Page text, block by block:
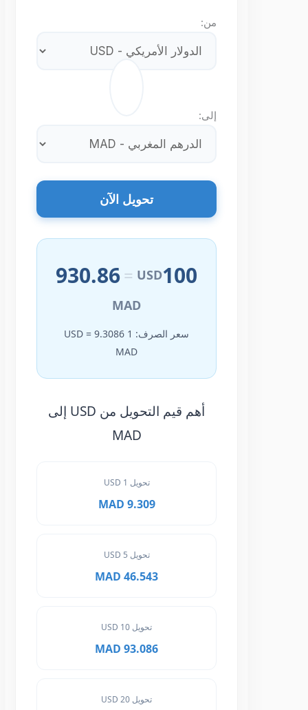
تحويل الآن
100
USD
=
930.86
MAD
سعر الصرف: 1 USD = 9.3086
أهم قيم التحويل من USD إلى
MAD
تحويل 1 USD
9.309 MAD
تحويل 5 USD
46.543 MAD
93.086 MAD